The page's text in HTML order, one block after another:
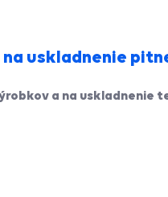
na uskladnenie
a na uskladnenie